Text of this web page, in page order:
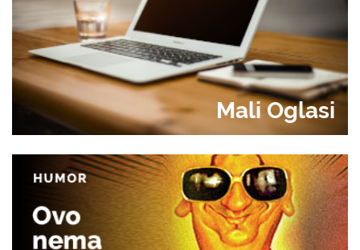
Mali Oglasi